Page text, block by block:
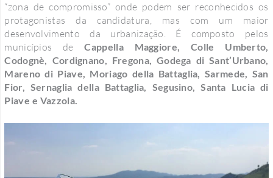
“zona de compromisso” onde podem ser reconhecidos os
protagonistas da candidatura, mas com um maior
desenvolvimento da urbanização. É composto pelos
municípios deCappella Maggiore, Colle Umberto,
Codognè, Cordignano, Fregona, Godega di Sant’Urbano,
Mareno di Piave, Moriago della Battaglia, Sarmede, San
Fior, Sernaglia della Battaglia, Segusino, Santa Lucia di
Piave e Vazzola.